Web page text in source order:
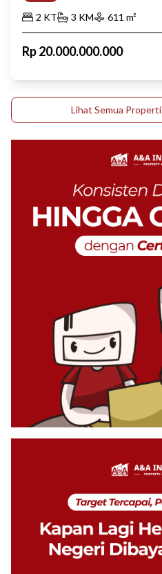
2 KT 3 KM 611 m²
Rp20.000.000.000
Lihat Semua Properti